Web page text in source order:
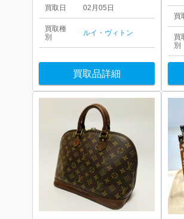
買取日 02月05日
買取種
別
ルイ・ヴィトン
買取品詳細
買
買
別